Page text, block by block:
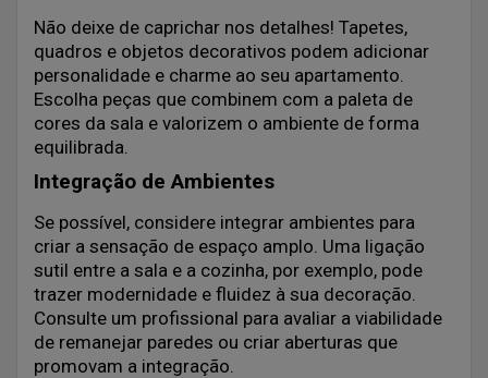
Não deixe de caprichar nos detalhes! Tapetes,
quadros e objetos decorativos podem adicionar
personalidade e charme ao seu apartamento.
Escolha peças que combinem com a paleta de
cores da sala e valorizem o ambiente de forma
equilibrada.
Integração de Ambientes
Se possível, considere integrar ambientes para
criar a sensação de espaço amplo. Uma ligação
sutil entre a sala e a cozinha, por exemplo, pode
trazer modernidade e fluidez à sua decoração.
Consulte um profissional para avaliar a viabilidade
de remanejar paredes ou criar aberturas que
promovam a integração.